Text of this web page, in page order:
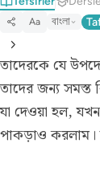
Aa বাংলা
তাদেরকে যে
তাদের জন্য সমস্ত
যা দেওয়া হল,
পাকড়াও করলাম।